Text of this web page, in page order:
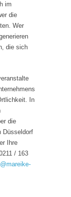
im
die
Wer
die sich
In
die
Düsseldorf
Ihre
/ 163
@mareike-